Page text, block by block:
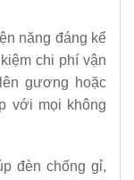
năng đáng kể
chi phí vận
gương hoặc
với mọi không
đèn chống gỉ,